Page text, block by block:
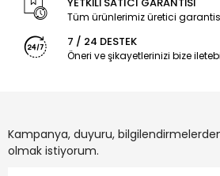
Tüm ürünlerimiz üretici
7 / 24 DESTEK
Öneri ve şikayetlerinizi bize
Kampanya, duyuru,
olmak istiyorum.